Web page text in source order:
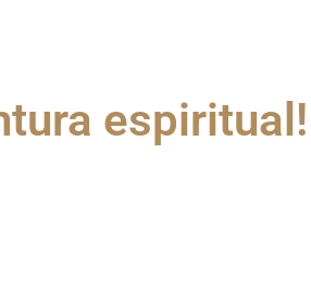
espiritual!